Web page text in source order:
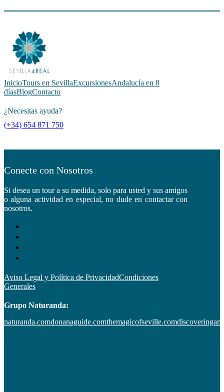
InicioTours en SevillaExcursionesAndalucía en 8
díasBlogContacto
¿Necesitas ayuda?
(+34) 654 871 750
Conecte con Nosotros
Si desea un tour a su medida, solo para usted y sus amigos
o alguna actividad en especial, no dude en contactar con
nosotros.
Aviso Legal y Política de PrivacidadCondiciones
Generales
Grupo Naturanda:
naturanda.comdonanaguide.comthemagicofseville.com